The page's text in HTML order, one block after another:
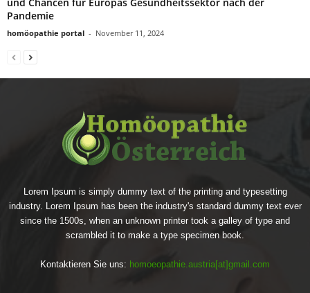
Pandemie
homöopathie portal - November 11, 2024
Lorem Ipsum is simply dummy text of the printing and typesetting
industry. Lorem Ipsum has been the industry's standard dummy text ever
since the 1500s, when an unknown printer took a galley of type and
scrambled it to make a type specimen book.
Kontaktieren Sie uns: homoeopathie.austria[at]gmail.com